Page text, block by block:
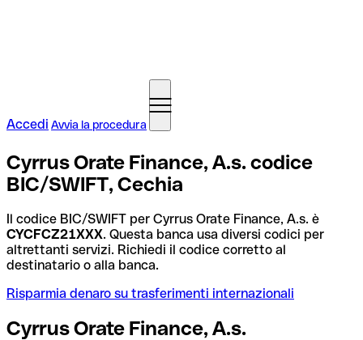
Accedi Avvia la procedura
Cyrrus Orate Finance, A.s. codice
BIC/SWIFT, Cechia
Il codice BIC/SWIFT per Cyrrus Orate Finance, A.s. è
CYCFCZ21XXX. Questa banca usa diversi codici per
altrettanti servizi. Richiedi il codice corretto al
destinatario o alla banca.
Risparmia denaro su trasferimenti internazionali
Cyrrus Orate Finance, A.s.